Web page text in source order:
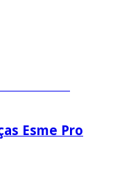
Esme Pro